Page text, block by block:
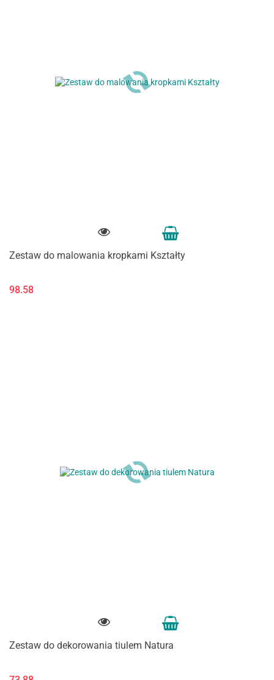
Zestaw do malowania kropkami Kształty
98.58
Zestaw do dekorowania tiulem Natura